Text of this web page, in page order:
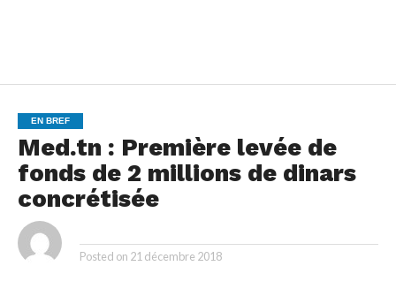
EN BREF
Med.tn : Première levée de
fonds de 2 millions de dinars
concrétisée
Posted on 21 décembre 2018